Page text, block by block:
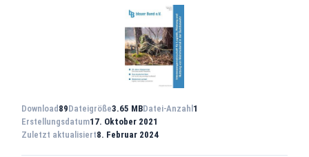
Download 89Dateigröße3.65 MBDatei-Anzahl 1
Erstellungsdatum17. Oktober 2021
Zuletzt aktualisiert8. Februar 2024